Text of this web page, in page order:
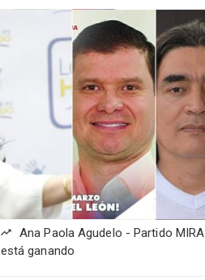
Ana Paola Agudelo - Partido MIRA
está ganando